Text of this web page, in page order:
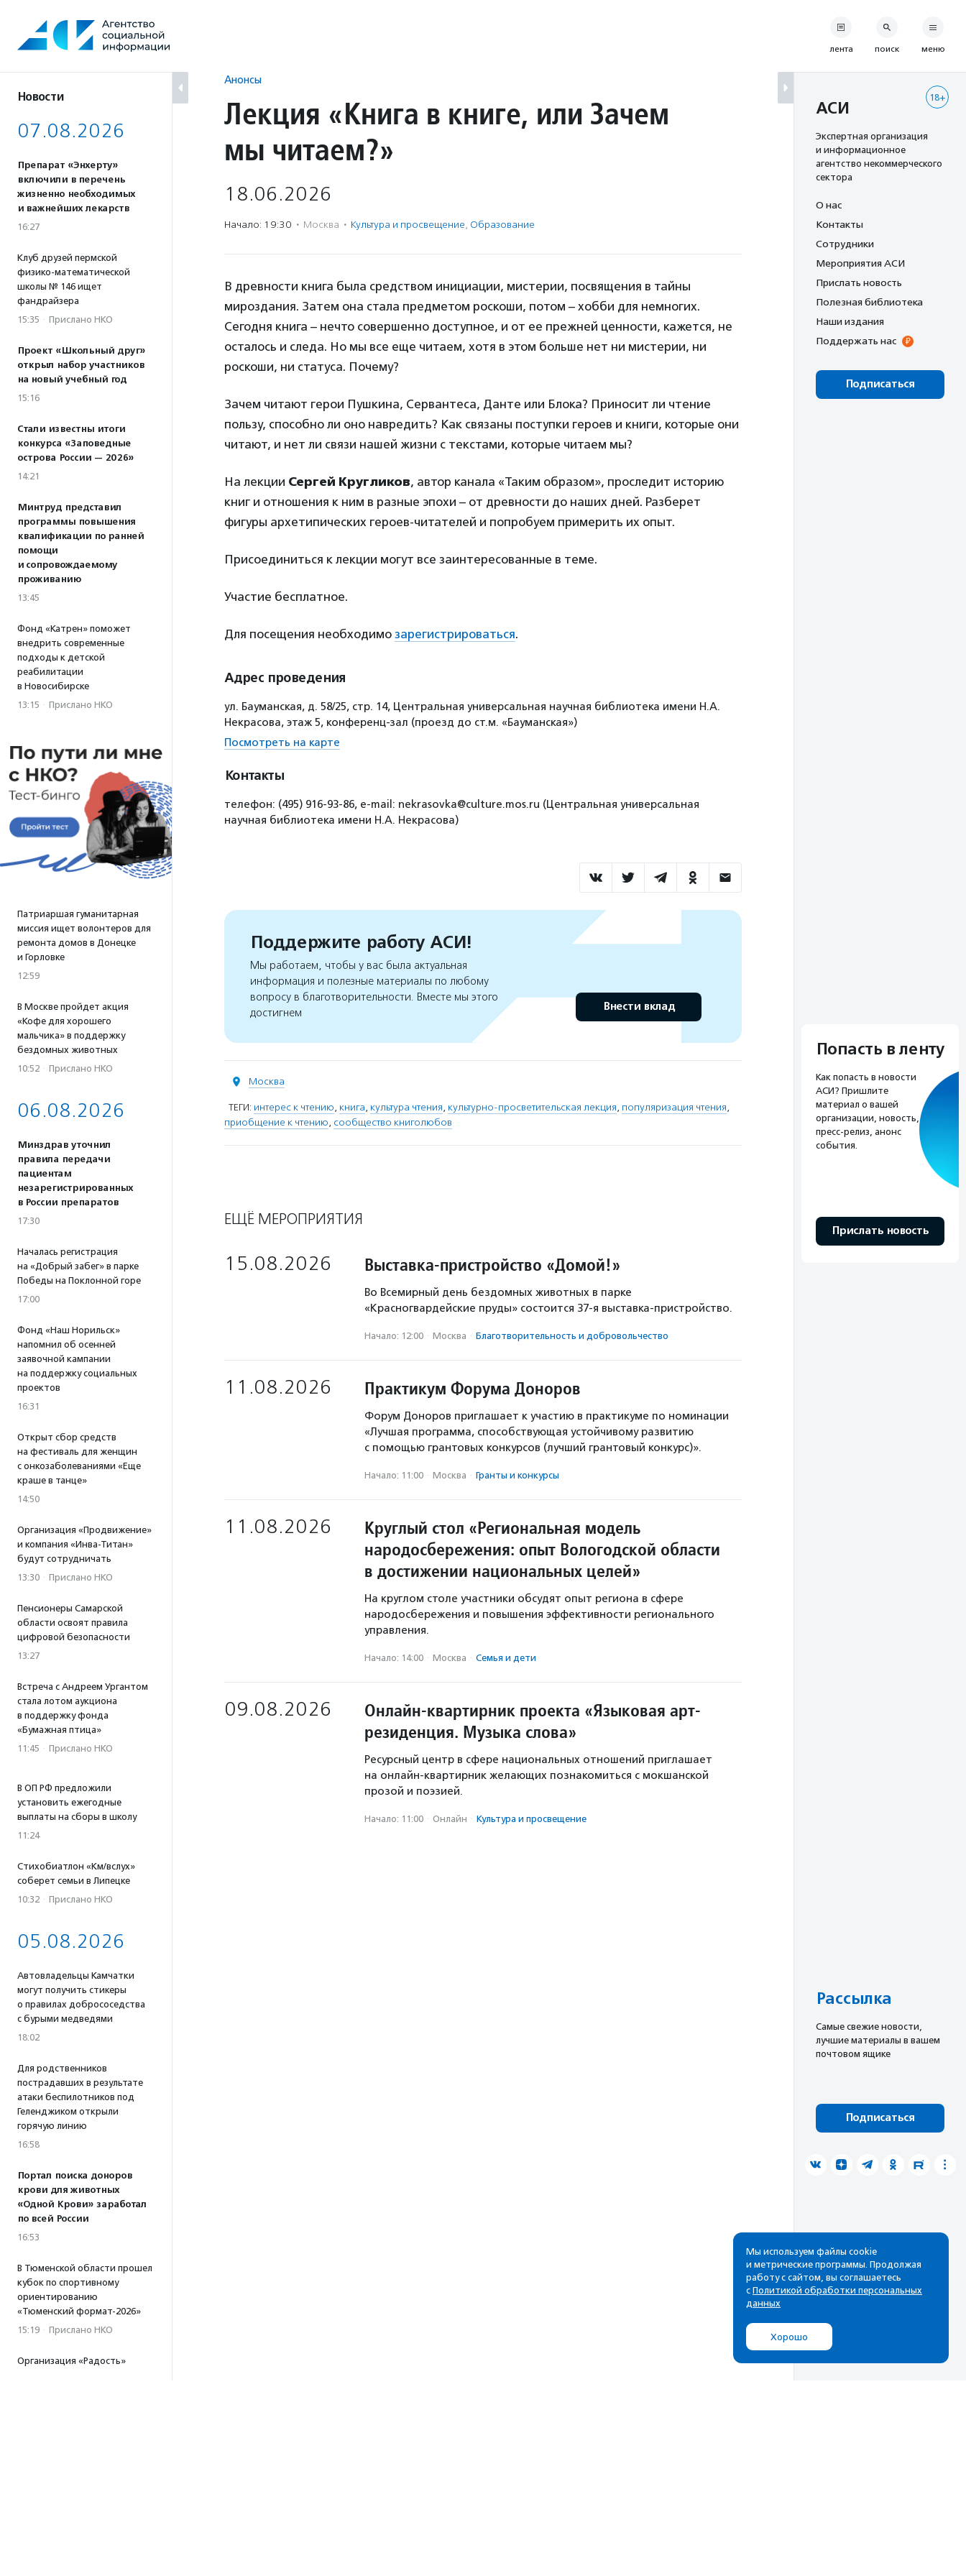
содержанию
Новости
07.08.2026
Препарат «Энхерту»
включили в перечень
жизненно необходимых
и важнейших лекарств
16:27
Клуб друзей пермской
физико-математической
школы № 146 ищет
фандрайзера
15:35 · Прислано НКО
Проект «Школьный друг»
открыл набор участников
на новый учебный год
15:16
Стали известны итоги
конкурса «Заповедные
острова России — 2026»
14:21
Минтруд представил
программы повышения
квалификации по ранней
помощи
и сопровождаемому
проживанию
13:45
Фонд «Катрен» поможет
внедрить современные
подходы к детской
реабилитации
в Новосибирске
13:15 · Прислано НКО
Патриаршая гуманитарная
миссия ищет волонтеров для
ремонта домов в Донецке
и Горловке
12:59
В Москве пройдет акция
«Кофе для хорошего
мальчика» в поддержку
бездомных животных
10:52 · Прислано НКО
06.08.2026
Минздрав уточнил
правила передачи
пациентам
незарегистрированных
в России препаратов
17:30
Началась регистрация
на «Добрый забег» в парке
Победы на Поклонной горе
17:00
Фонд «Наш Норильск»
напомнил об осенней
заявочной кампании
на поддержку социальных
проектов
16:31
Открыт сбор средств
на фестиваль для женщин
с онкозаболеваниями «Еще
краше в танце»
14:50
Организация «Продвижение»
и компания «Инва-Титан»
будут сотрудничать
13:30 · Прислано НКО
Пенсионеры Самарской
области освоят правила
цифровой безопасности
13:27
Встреча с Андреем Ургантом
стала лотом аукциона
в поддержку фонда
«Бумажная птица»
11:45 · Прислано НКО
В ОП РФ предложили
установить ежегодные
выплаты на сборы в школу
11:24
Стихобиатлон «Км/вслух»
соберет семьи в Липецке
10:32 · Прислано НКО
05.08.2026
Автовладельцы Камчатки
могут получить стикеры
о правилах добрососедства
с бурыми медведями
18:02
Для родственников
пострадавших в результате
атаки беспилотников под
Геленджиком открыли
горячую линию
16:58
Портал поиска доноров
крови для животных
«Одной Крови» заработал
по всей России
16:53
В Тюменской области прошел
кубок по спортивному
ориентированию
«Тюменский формат-2026»
15:19 · Прислано НКО
Организация «Радость»
Анонсы
Лекция «Книга в книге, или Зачем
мы читаем?»
18.06.2026
Начало: 19:30 · Москва · Культура и просвещение, Образование
В древности книга была средством инициации, мистерии, посвящения в тайны
мироздания. Затем она стала предметом роскоши, потом – хобби для немногих.
Сегодня книга – нечто совершенно доступное, и от ее прежней ценности, кажется, не
осталось и следа. Но мы все еще читаем, хотя в этом больше нет ни мистерии, ни
роскоши, ни статуса. Почему?
Зачем читают герои Пушкина, Сервантеса, Данте или Блока? Приносит ли чтение
пользу, способно ли оно навредить? Как связаны поступки героев и книги, которые они
читают, и нет ли связи нашей жизни с текстами, которые читаем мы?
На лекции Сергей Кругликов, автор канала «Таким образом», проследит историю
книг и отношения к ним в разные эпохи – от древности до наших дней. Разберет
фигуры архетипических героев-читателей и попробуем примерить их опыт.
Присоединиться к лекции могут все заинтересованные в теме.
Участие бесплатное.
Для посещения необходимо зарегистрироваться.
Адрес проведения
ул. Бауманская, д. 58/25, стр. 14, Центральная универсальная научная библиотека имени Н.А.
Некрасова, этаж 5, конференц-зал (проезд до ст.м. «Бауманская»)
Посмотреть на карте
Контакты
телефон: (495) 916-93-86, e-mail: nekrasovka@culture.mos.ru (Центральная универсальная
научная библиотека имени Н.А. Некрасова)
Поддержите работу АСИ!
Мы работаем, чтобы у вас была актуальная
информация и полезные материалы по любому
вопросу в благотворительности. Вместе мы этого
достигнем
Внести вклад
Москва
ТЕГИ: интерес к чтению, книга, культура чтения, культурно-просветительская лекция, популяризация чтения,
приобщение к чтению, сообщество книголюбов
ЕЩЁ МЕРОПРИЯТИЯ
15.08.2026 Выставка-пристройство «Домой!»
Во Всемирный день бездомных животных в парке
«Красногвардейские пруды» состоится 37-я выставка-пристройство.
Начало: 12:00 · Москва · Благотвори­тель­ность и доброволь­чест­во
11.08.2026 Практикум Форума Доноров
Форум Доноров приглашает к участию в практикуме по номинации
«Лучшая программа, способствующая устойчивому развитию
с помощью грантовых конкурсов (лучший грантовый конкурс)».
Начало: 11:00 · Москва · Гранты и конкурсы
11.08.2026
Круглый стол «Региональная модель
народосбережения: опыт Вологодской области
в достижении национальных целей»
На круглом столе участники обсудят опыт региона в сфере
народосбережения и повышения эффективности регионального
управления.
Начало: 14:00 · Москва · Семья и дети
09.08.2026
Онлайн-квартирник проекта «Языковая арт-
резиденция. Музыка слова»
Ресурсный центр в сфере национальных отношений приглашает
на онлайн-квартирник желающих познакомиться с мокшанской
прозой и поэзией.
Начало: 11:00 · Онлайн · Культура и просвещение
лента поиск меню
18+
АСИ
Экспертная организация
и информационное
агентство некоммерческого
сектора
О нас
Контакты
Сотрудники
Мероприятия АСИ
Прислать новость
Полезная библиотека
Наши издания
Поддержать нас
Подписаться
Попасть в ленту
Как попасть в новости
АСИ? Пришлите
материал о вашей
организации, новость,
пресс-релиз, анонс
события.
Прислать новость
Рассылка
Cамые свежие новости,
лучшие материалы в вашем
почтовом ящике
Подписаться
Мы используем файлы cookie
и метрические программы. Продолжая
работу с сайтом, вы соглашаетесь
с Политикой обработки персональных
данных
Хорошо